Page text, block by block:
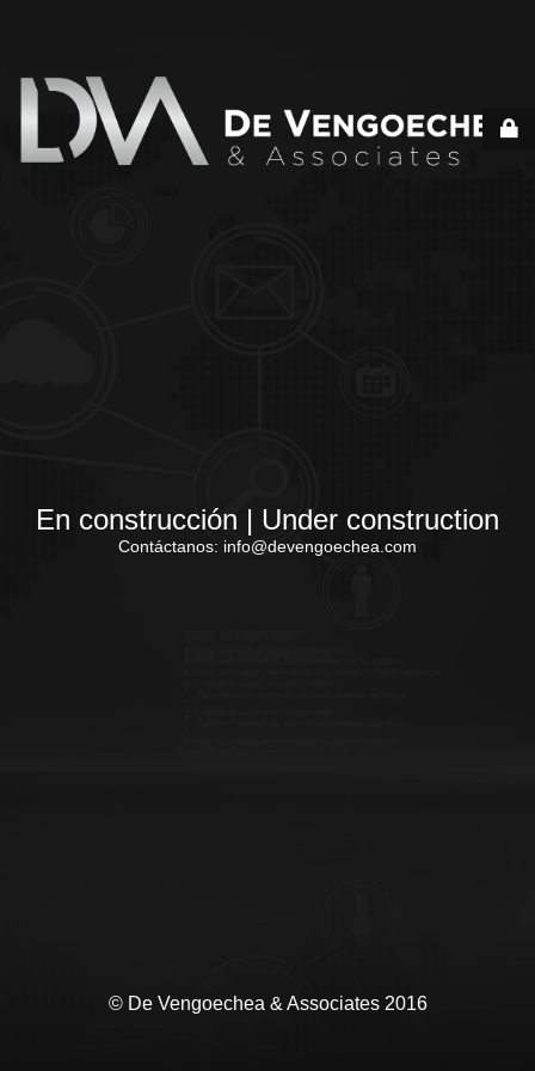
En construcción | Under construction
Contáctanos: info@devengoechea.com
© De Vengoechea & Associates 2016